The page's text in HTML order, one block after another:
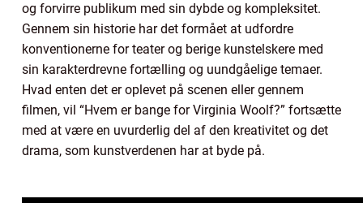
og forvirre publikum med sin dybde og kompleksitet.
Gennem sin historie har det formået at udfordre
konventionerne for teater og berige kunstelskere med
sin karakterdrevne fortælling og uundgåelige temaer.
Hvad enten det er oplevet på scenen eller gennem
filmen, vil “Hvem er bange for Virginia Woolf?” fortsætte
med at være en uvurderlig del af den kreativitet og det
drama, som kunstverdenen har at byde på.